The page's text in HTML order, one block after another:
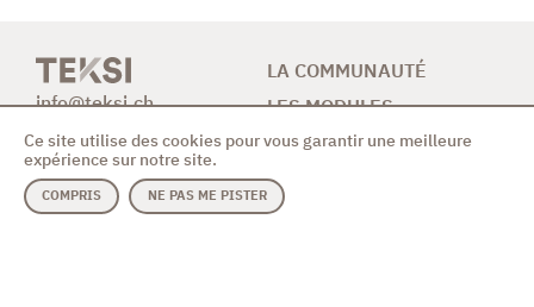
info@teksi.ch
LA COMMUNAUTÉ
LES MODULES
CONTRIBUTION
NEWS & AGENDA
CONTACT
Ce site utilise des cookies pour vous garantir une meilleure
expérience sur notre site.
COMPRIS NE PAS ME PISTER